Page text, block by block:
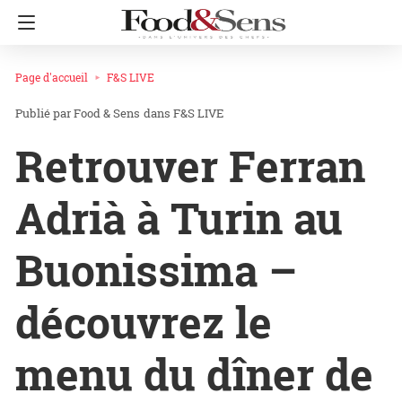
Page d'accueil F&S LIVE
Food & Sens dans F&S LIVE
Retrouver Ferran
Adrià à Turin au
Buonissima –
découvrez le
menu du dîner de